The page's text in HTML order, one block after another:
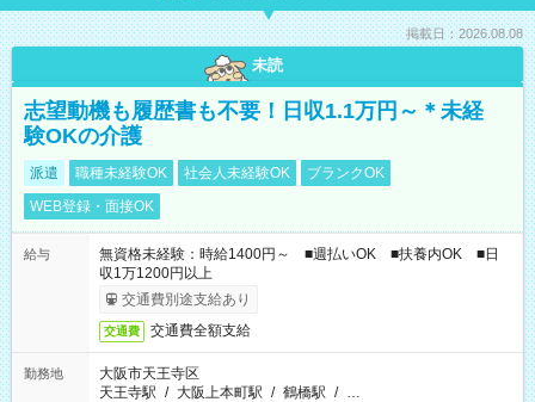
掲載日：2026.08.08
未読
志望動機も履歴書も不要！日収1.1万円～＊未経
験OKの介護
派遣 職種未経験OK 社会人未経験OK
ブランクOK
WEB登録・面接OK
給与
無資格未経験：時給1400円～ ■週払いOK ■扶養内OK ■日
収1万1200円以上
交通費別途支給あり
交通費 交通費全額支給
勤務地
大阪市天王寺区
天王寺駅 / 大阪上本町駅 / 鶴橋駅 / …